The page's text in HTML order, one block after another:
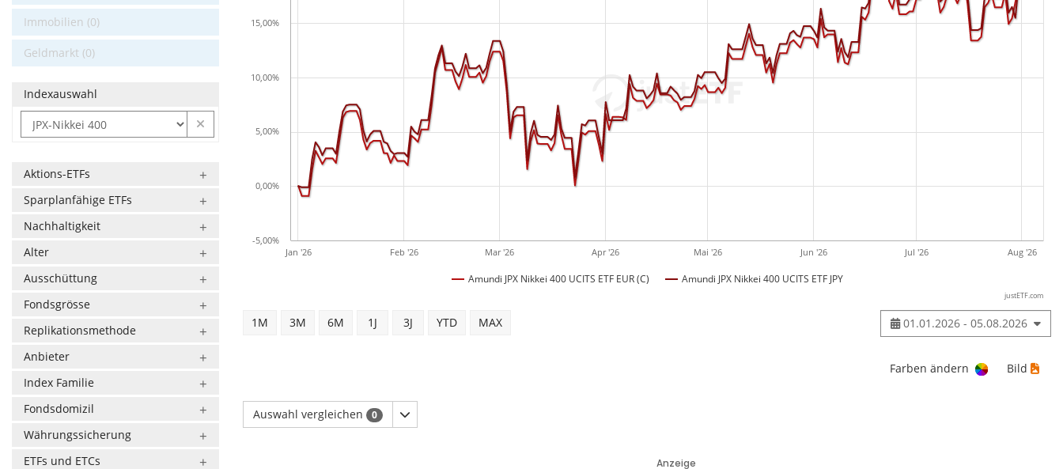
Immobilien (0)
Geldmarkt (0)
Indexauswahl
Aktions-ETFs
Sparplanfähige ETFs
Nachhaltigkeit
Alter
Ausschüttung
Fondsgrösse
Replikationsmethode
Anbieter
Index Familie
Fondsdomizil
Währungssicherung
ETFs und ETCs
Amundi JPX Nikkei 400 UCITS ETF EUR (C) Amundi JPX Nikkei 400 UCITS ETF JPY
Jan '26 Feb '26 Mar '26 Apr '26 Mai '26 Jun '26 Jul '26 Aug '26
-5,00%
0,00%
5,00%
10,00%
15,00%
justETF.com
1M 3M 6M 1J 3J YTD MAX 01.01.2026 - 05.08.2026
Farben ändern Bild
Auswahl vergleichen 0